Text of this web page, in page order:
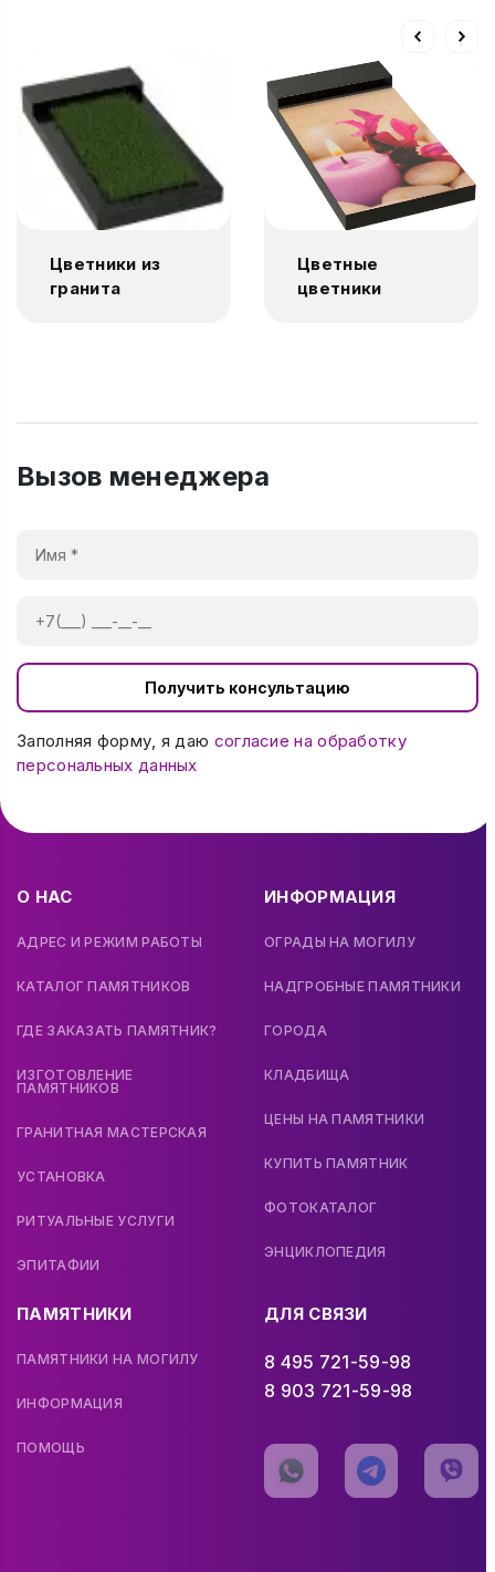
Цветники из
гранита
Цветные
цветники
Вызов менеджера
Получить консультацию
Заполняя форму, я даю согласие на обработку
персональных данных
О НАС
АДРЕС И РЕЖИМ РАБОТЫ
КАТАЛОГ ПАМЯТНИКОВ
ГДЕ ЗАКАЗАТЬ ПАМЯТНИК?
ИЗГОТОВЛЕНИЕ
ПАМЯТНИКОВ
ГРАНИТНАЯ МАСТЕРСКАЯ
УСТАНОВКА
РИТУАЛЬНЫЕ УСЛУГИ
ЭПИТАФИИ
ИНФОРМАЦИЯ
ОГРАДЫ НА МОГИЛУ
НАДГРОБНЫЕ ПАМЯТНИКИ
ГОРОДА
КЛАДБИЩА
ЦЕНЫ НА ПАМЯТНИКИ
КУПИТЬ ПАМЯТНИК
ФОТОКАТАЛОГ
ЭНЦИКЛОПЕДИЯ
ПАМЯТНИКИ
ПАМЯТНИКИ НА МОГИЛУ
ИНФОРМАЦИЯ
ПОМОЩЬ
ДЛЯ СВЯЗИ
8 495 721-59-98
8 903 721-59-98